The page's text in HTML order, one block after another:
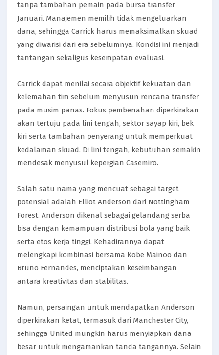
tanpa tambahan pemain pada bursa transfer
Januari. Manajemen memilih tidak mengeluarkan
dana, sehingga Carrick harus memaksimalkan skuad
yang diwarisi dari era sebelumnya. Kondisi ini menjadi
tantangan sekaligus kesempatan evaluasi.
Carrick dapat menilai secara objektif kekuatan dan
kelemahan tim sebelum menyusun rencana transfer
pada musim panas. Fokus pembenahan diperkirakan
akan tertuju pada lini tengah, sektor sayap kiri, bek
kiri serta tambahan penyerang untuk memperkuat
kedalaman skuad. Di lini tengah, kebutuhan semakin
mendesak menyusul kepergian Casemiro.
Salah satu nama yang mencuat sebagai target
potensial adalah Elliot Anderson dari Nottingham
Forest. Anderson dikenal sebagai gelandang serba
bisa dengan kemampuan distribusi bola yang baik
serta etos kerja tinggi. Kehadirannya dapat
melengkapi kombinasi bersama Kobe Mainoo dan
Bruno Fernandes, menciptakan keseimbangan
antara kreativitas dan stabilitas.
Namun, persaingan untuk mendapatkan Anderson
diperkirakan ketat, termasuk dari Manchester City,
sehingga United mungkin harus menyiapkan dana
besar untuk mengamankan tanda tangannya. Selain